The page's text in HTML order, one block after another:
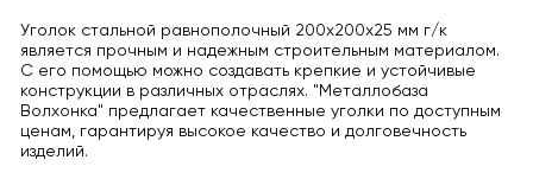
Уголок стальной равнополочный 200x200x25 мм г/к
является прочным и надежным строительным материалом.
С его помощью можно создавать крепкие и устойчивые
конструкции в различных отраслях. "Металлобаза
Волхонка" предлагает качественные уголки по доступным
ценам, гарантируя высокое качество и долговечность
изделий.